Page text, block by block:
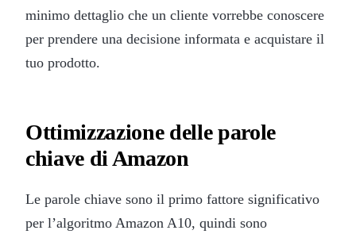
minimo dettaglio che un cliente vorrebbe conoscere
per prendere una decisione informata e acquistare il
tuo prodotto.
Ottimizzazione delle parole
chiave di Amazon
Le parole chiave sono il primo fattore significativo
per l’algoritmo Amazon A10, quindi sono